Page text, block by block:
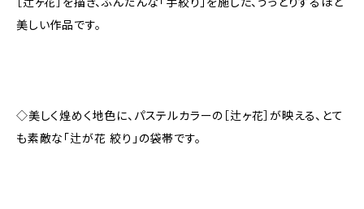
美しい作品です。
◇美しく煌めく地色に、パステルカラーの［辻ヶ花］が映える、とて
も素敵な「辻が花 絞り」の袋帯です。